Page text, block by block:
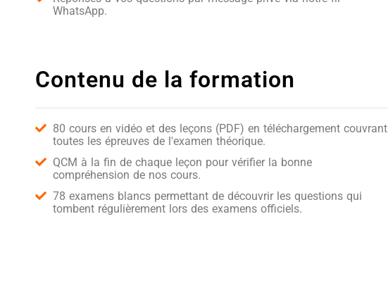
WhatsApp.
Contenu de la formation
80 cours en vidéo et des leçons (PDF) en téléchargement couvrant
toutes les épreuves de l'examen théorique.
QCM à la fin de chaque leçon pour vérifier la bonne
compréhension de nos cours.
78 examens blancs permettant de découvrir les questions qui
tombent régulièrement lors des examens officiels.